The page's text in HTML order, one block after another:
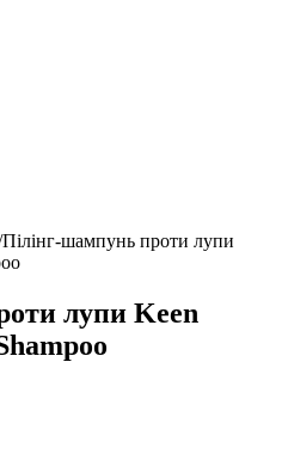
Пілінг-шампунь проти лупи
лупи Keen